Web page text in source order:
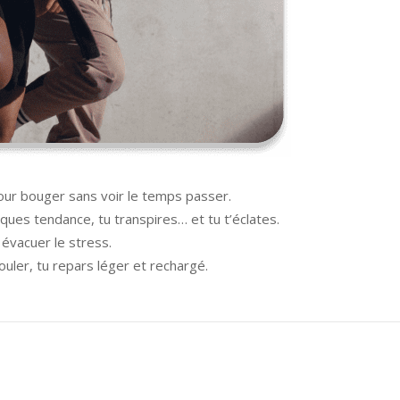
bouger sans voir le temps passer.
tendance, tu transpires… et tu t’éclates.
le stress.
tu repars léger et rechargé.